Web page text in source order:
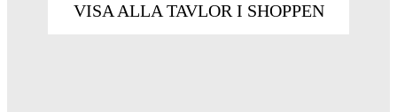
VISA ALLA TAVLOR I SHOPPEN